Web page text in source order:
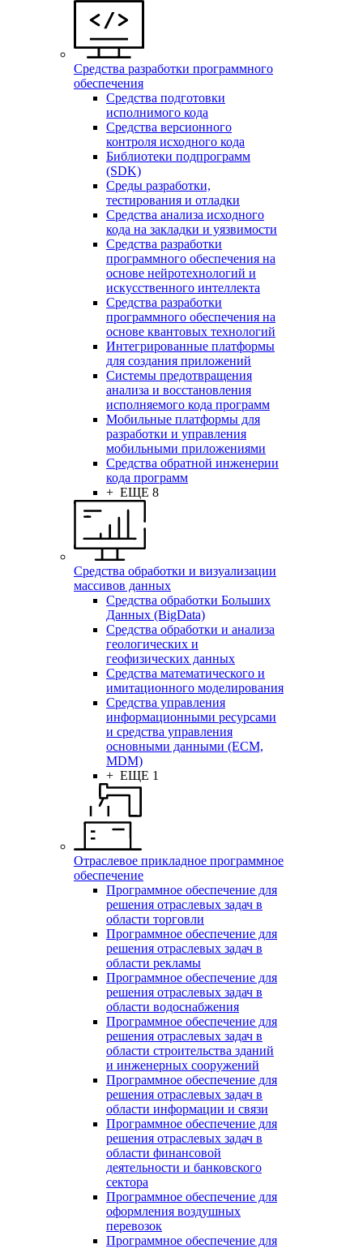
Средства разработки программного
обеспечения
Средства подготовки
исполнимого кода
Средства версионного
контроля исходного кода
Библиотеки подпрограмм
(SDK)
Среды разработки,
тестирования и отладки
Средства анализа исходного
кода на закладки и уязвимости
Средства разработки
программного обеспечения на
основе нейротехнологий и
искусственного интеллекта
Средства разработки
программного обеспечения на
основе квантовых технологий
Интегрированные платформы
для создания приложений
Системы предотвращения
анализа и восстановления
исполняемого кода программ
Мобильные платформы для
разработки и управления
мобильными приложениями
Средства обратной инженерии
кода программ
+ ЕЩЕ 8
Средства обработки и визуализации
массивов данных
Средства обработки Больших
Данных (BigData)
Средства обработки и анализа
геологических и
геофизических данных
Средства математического и
имитационного моделирования
Средства управления
информационными ресурсами
и средства управления
основными данными (ECM,
MDM)
+ ЕЩЕ 1
Отраслевое прикладное программное
обеспечение
Программное обеспечение для
решения отраслевых задач в
области торговли
Программное обеспечение для
решения отраслевых задач в
области рекламы
Программное обеспечение для
решения отраслевых задач в
области водоснабжения
Программное обеспечение для
решения отраслевых задач в
области строительства зданий
и инженерных сооружений
Программное обеспечение для
решения отраслевых задач в
области информации и связи
Программное обеспечение для
решения отраслевых задач в
области финансовой
деятельности и банковского
сектора
Программное обеспечение для
оформления воздушных
перевозок
Программное обеспечение для